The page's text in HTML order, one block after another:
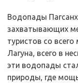
Водопады
захватывающих
туристов со
Лагуна, всего в
эти водопады
природы, где